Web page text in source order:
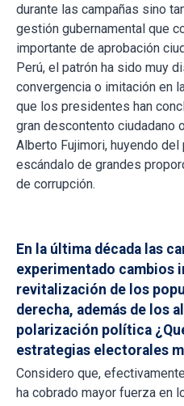
durante las campañas sino
gestión gubernamental que
importante de aprobación
Perú, el patrón ha sido muy
convergencia o imitación en
que los presidentes han
gran descontento ciudadano
Alberto Fujimori, huyendo
escándalo de grandes
de corrupción.
En la última década las
experimentado cambios
revitalización de los
derecha, además de los
polarización política
estrategias electorales
Considero que,
ha cobrado mayor fuerza en